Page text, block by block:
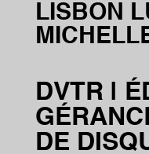
LISBON
DVTR |
DE